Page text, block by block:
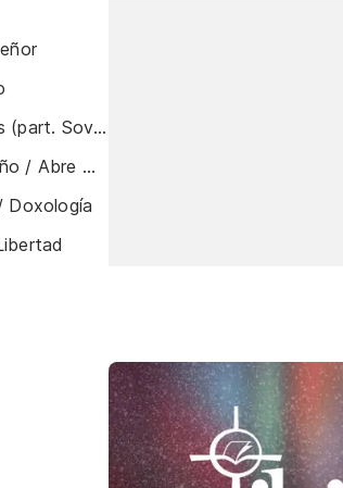
El Dios Que Adoramos (part. Sovereign Grace Music)
Nos Ha Nacido Un Niño / Abre Mis Ojos
Doxología